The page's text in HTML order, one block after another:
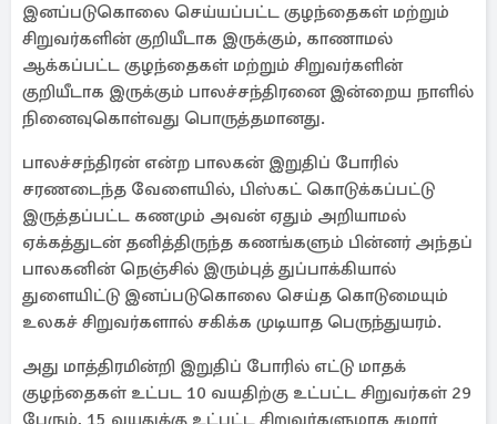
இனப்படுகொலை செய்யப்பட்ட குழந்தைகள் மற்றும்
சிறுவர்களின் குறியீடாக இருக்கும், காணாமல்
ஆக்கப்பட்ட குழந்தைகள் மற்றும் சிறுவர்களின்
குறியீடாக இருக்கும் பாலச்சந்திரனை இன்றைய நாளில்
நினைவுகொள்வது பொருத்தமானது.
பாலச்சந்திரன் என்ற பாலகன் இறுதிப் போரில்
சரணடைந்த வேளையில், பிஸ்கட் கொடுக்கப்பட்டு
இருத்தப்பட்ட கணமும் அவன் ஏதும் அறியாமல்
ஏக்கத்துடன் தனித்திருந்த கணங்களும் பின்னர் அந்தப்
பாலகனின் நெஞ்சில் இரும்புத் துப்பாக்கியால்
துளையிட்டு இனப்படுகொலை செய்த கொடுமையும்
உலகச் சிறுவர்களால் சகிக்க முடியாத பெருந்துயரம்.
அது மாத்திரமின்றி இறுதிப் போரில் எட்டு மாதக்
குழந்தைகள் உட்பட 10 வயதிற்கு உட்பட்ட சிறுவர்கள் 29
பேரும், 15 வயதுக்கு உட்பட்ட சிறுவர்களுமாக சுமார்